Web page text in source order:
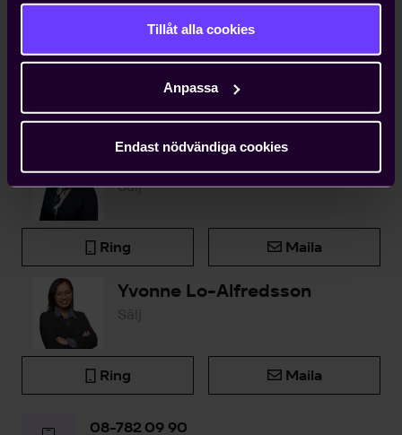
Tillåt alla cookies
Anpassa
Endast nödvändiga cookies
Björn Widlert
Chef Medlemsenheten
Ring Maila
Sälj
Ring Maila
Yvonne Lo-Alfredsson
Sälj
Ring Maila
08-782 09 90